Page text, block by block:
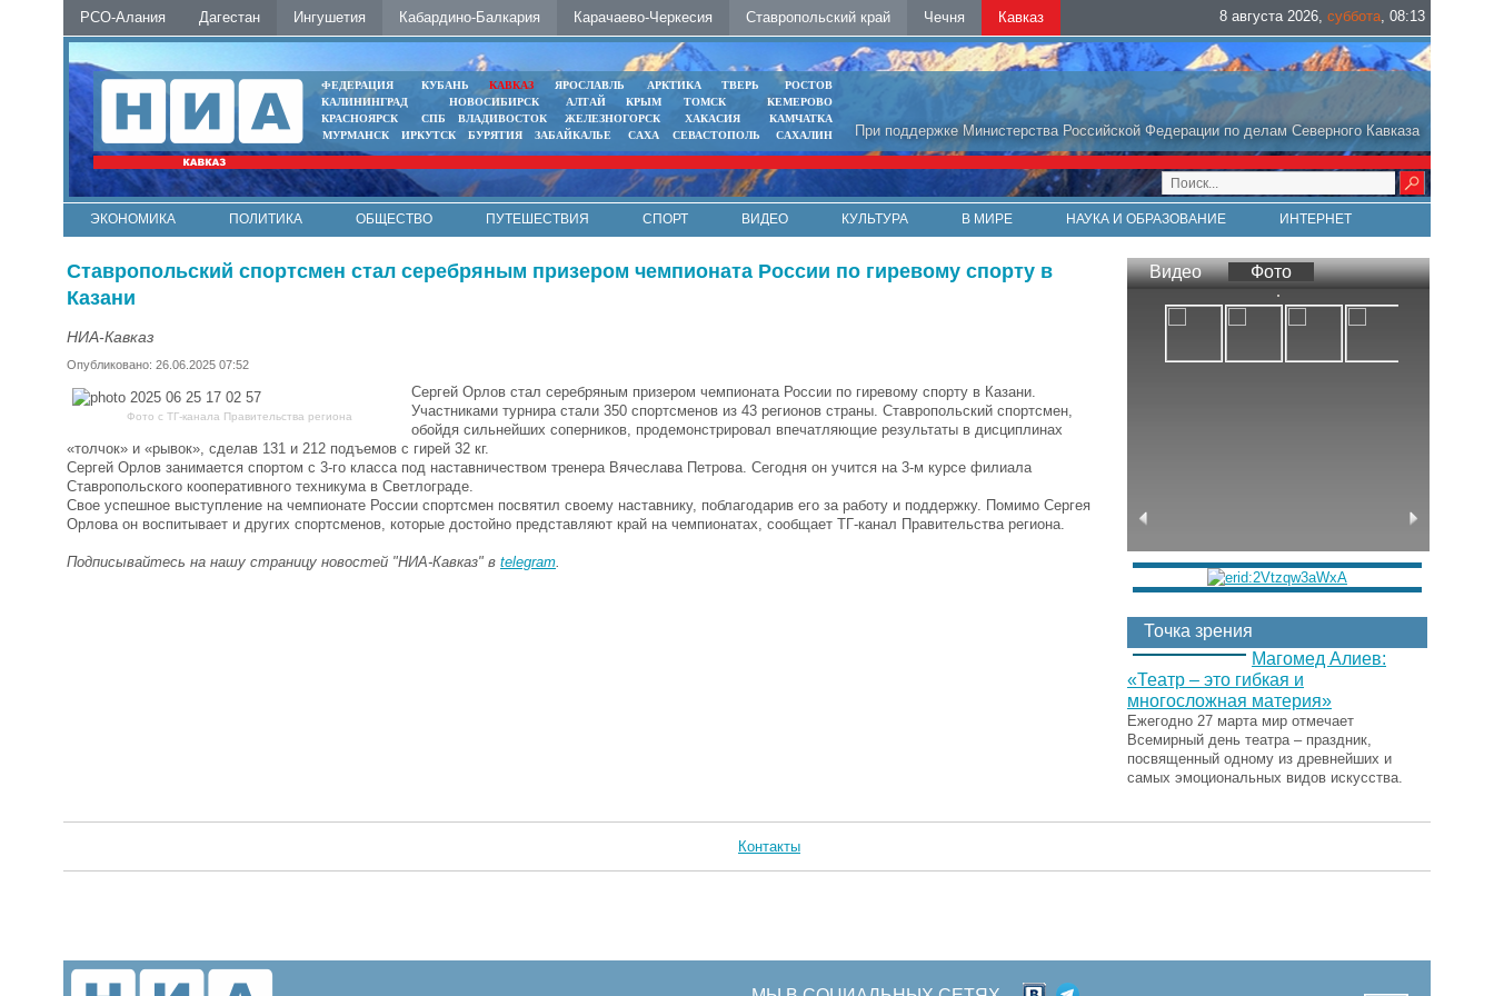
РСО-Алания Дагестан Ингушетия Кабардино-Балкария Карачаево-Черкесия Ставропольский край Чечня Кавказ 8 августа 2026, суббота, 08:13
При поддержке Министерства Российской Федерации по делам Северного Кавказа
ФЕДЕРАЦИЯ КУБАНЬ КАВКАЗ ЯРОСЛАВЛЬ АРКТИКА ТВЕРЬ
РОСТОВ
КАЛИНИНГРАД
НОВОСИБИРСК АЛТАЙ КРЫМ ТОМСК
КЕМЕРОВО
КРАСНОЯРСК
СПБ ВЛАДИВОСТОК ЖЕЛЕЗНОГОРСК ХАКАСИЯ
КАМЧАТКА
МУРМАНСК
ИРКУТСК БУРЯТИЯ ЗАБАЙКАЛЬЕ САХА СЕВАСТОПОЛЬ САХАЛИН
ЭКОНОМИКА ПОЛИТИКА ОБЩЕСТВО ПУТЕШЕСТВИЯ СПОРТ ВИДЕО КУЛЬТУРА В МИРЕ НАУКА И ОБРАЗОВАНИЕ
ИНТЕРНЕТ
Ставропольский спортсмен стал серебряным призером чемпионата России по гиревому спорту в
Казани
НИА-Кавказ
Опубликовано: 26.06.2025 07:52
Фото с ТГ-канала Правительства региона
Сергей Орлов стал серебряным призером чемпионата России по гиревому спорту в Казани.
Участниками турнира стали 350 спортсменов из 43 регионов страны. Ставропольский спортсмен,
обойдя сильнейших соперников, продемонстрировал впечатляющие результаты в дисциплинах
«толчок» и «рывок», сделав 131 и 212 подъемов с гирей 32 кг.
Сергей Орлов занимается спортом с 3-го класса под наставничеством тренера Вячеслава Петрова. Сегодня он учится на 3-м курсе филиала
Ставропольского кооперативного техникума в Светлограде.
Свое успешное выступление на чемпионате России спортсмен посвятил своему наставнику, поблагодарив его за работу и поддержку. Помимо Сергея
Орлова он воспитывает и других спортсменов, которые достойно представляют край на чемпионатах, сообщает ТГ-канал Правительства региона.
Подписывайтесь на нашу страницу новостей "НИА-Кавказ" в telegram
Видео Фото
Точка зрения
Магомед Алиев:
«Театр – это гибкая и
многосложная материя»
Ежегодно 27 марта мир отмечает
Всемирный день театра – праздник,
посвященный одному из древнейших и
самых эмоциональных видов искусства.
Контакты